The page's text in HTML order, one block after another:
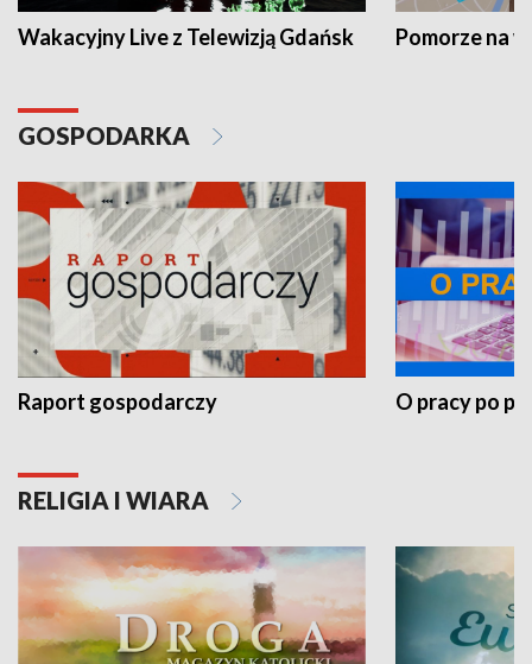
Wakacyjny Live z Telewizją Gdańsk Pomorze na
GOSPODARKA
Raport gospodarczy O pracy po
RELIGIA I WIARA